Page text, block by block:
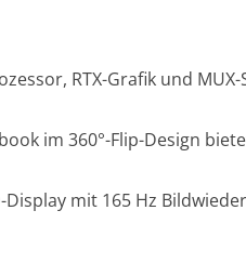
RTX-Grafik und
im 360°-Flip-Design
Display mit 165 Hz